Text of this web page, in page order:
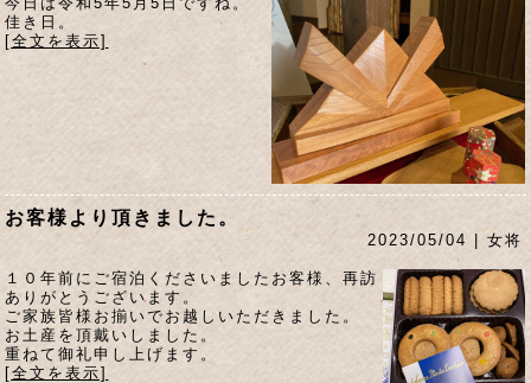
佳き日。
[全文を表示]
お客様より頂きました。
2023/05/04 | 女将
１０年前にご宿泊くださいましたお客様、再訪
ありがとうございます。
ご家族皆様お揃いでお越しいただきました。
お土産を頂戴いしました。
重ねて御礼申し上げます。
[全文を表示]